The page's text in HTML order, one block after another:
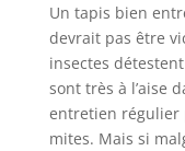
Un tapis bien
devrait pas être
insectes
sont très à l’aise
entretien régulier
mites. Mais si